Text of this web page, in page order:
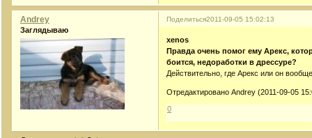
Поделиться2011-09-05 15:02:13
Andrey
Заглядываю
xenos
Правда очень помог ему Арекс,
боится, недоработки в дрессуре?
Действительно, где Арекс или он
Отредактировано Andrey (2011-09-05
0